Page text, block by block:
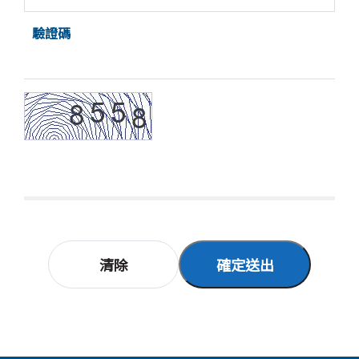
驗證碼
清除 確定送出